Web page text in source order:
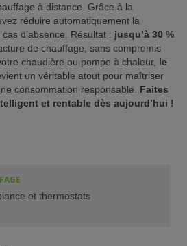
à distance. Grâce à la
réduire automatiquement la
d’absence. Résultat : jusqu’à 30 %
de chauffage, sans compromis
chaudière ou pompe à chaleur, le
un véritable atout pour maîtriser
consommation responsable. Faites
et rentable dès aujourd’hui !
et thermostats